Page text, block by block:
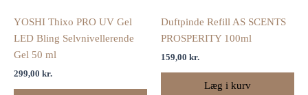
YOSHI Thixo PRO UV Gel
LED Bling Selvnivellerende
Gel 50 ml
299,00 kr.
Duftpinde Refill AS SCENTS
PROSPERITY 100ml
159,00 kr.
Læg i kurv